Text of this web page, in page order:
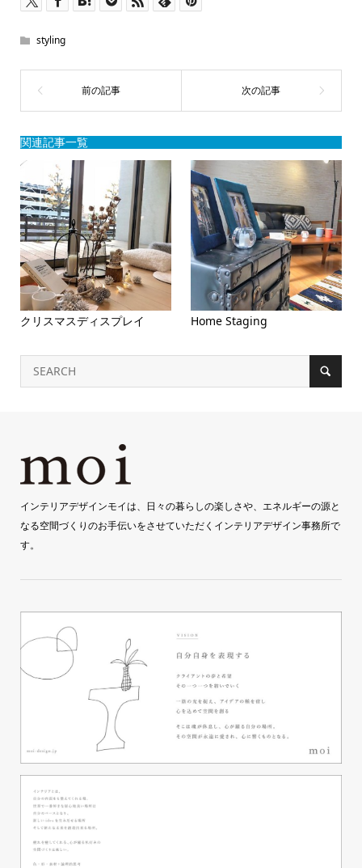
styling
関連記事一覧
クリスマスディスプレイ Home Staging
インテリアデザインモイは、日々の暮らしの楽しさや、エネルギーの源と
なる空間づくりのお手伝いをさせていただくインテリアデザイン事務所で
す。